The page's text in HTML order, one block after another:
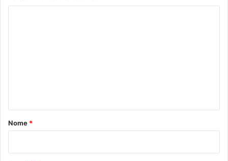
rNome *